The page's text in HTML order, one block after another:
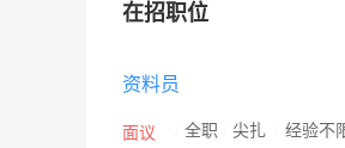
在招职位
资料员
面议 全职 尖扎 经验不